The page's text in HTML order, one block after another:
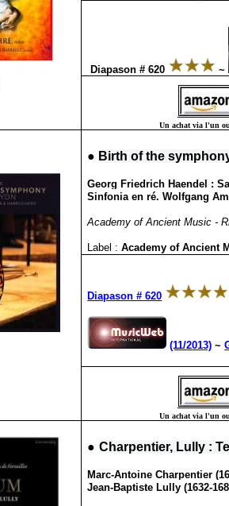
Diapason # 620 ~
Un achat via l'un
● Birth of the
Georg Friedrich Haendel :
Sinfonia en ré. Wolfgang
Academy of Ancient Music -
Label : Academy of Ancient
Diapason # 620
(11/2013) ~
Un achat via l'un
● Charpentier, Lully :
Marc-Antoine Charpentier
Jean-Baptiste Lully (1632-